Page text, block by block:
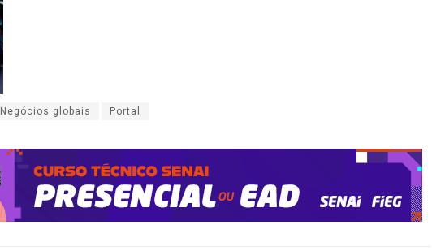
Negócios globais Portal